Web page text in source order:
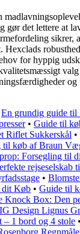
gør det lettere at
sikrer,
for hyppig
og
En grundig guide
• Guide til
Riflet Sukkerskål •
til køb af Braun
Forsegling til
rejseselskab
•
dit Køb • Guide til
Knock Box: Den
Design Lignus
1 bord og 4 stole •